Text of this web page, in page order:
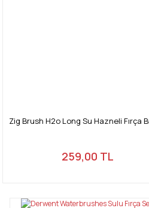
Zig Brush H2o Long Su Hazneli Fırça
259,00 TL